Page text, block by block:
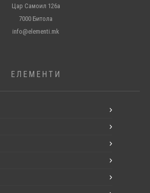
Цар Самоил 126а
7000 Битола
info@elementi.mk
ЕЛЕМЕНТИ